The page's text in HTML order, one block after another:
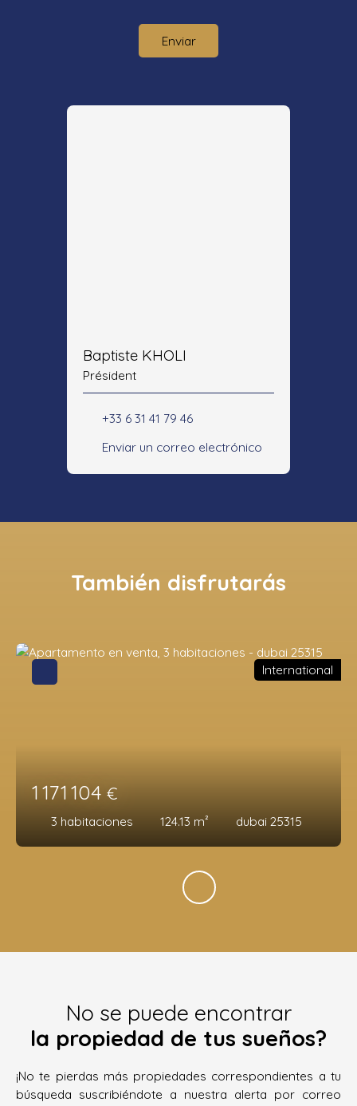
Enviar
Baptiste KHOLI
Président
+33 6 31 41 79 46
Enviar un correo electrónico
También disfrutarás
1 171 104 €
3 habitaciones 124.13 m² dubai 25315
International
No se puede encontrar
la propiedad de tus sueños?
¡No te pierdas más propiedades correspondientes a tu
búsqueda suscribiéndote a nuestra alerta por correo